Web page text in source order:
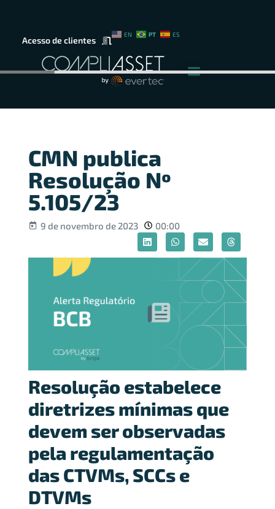
Acesso de clientes
EN PT ES
CMN publica
Resolução Nº
5.105/23
9 de novembro de 2023 00:00
Resolução estabelece
diretrizes mínimas que
devem ser observadas
pela regulamentação
das CTVMs, SCCs e
DTVMs